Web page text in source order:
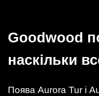
Goodwood
наскільки
Поява Aurora Tur і